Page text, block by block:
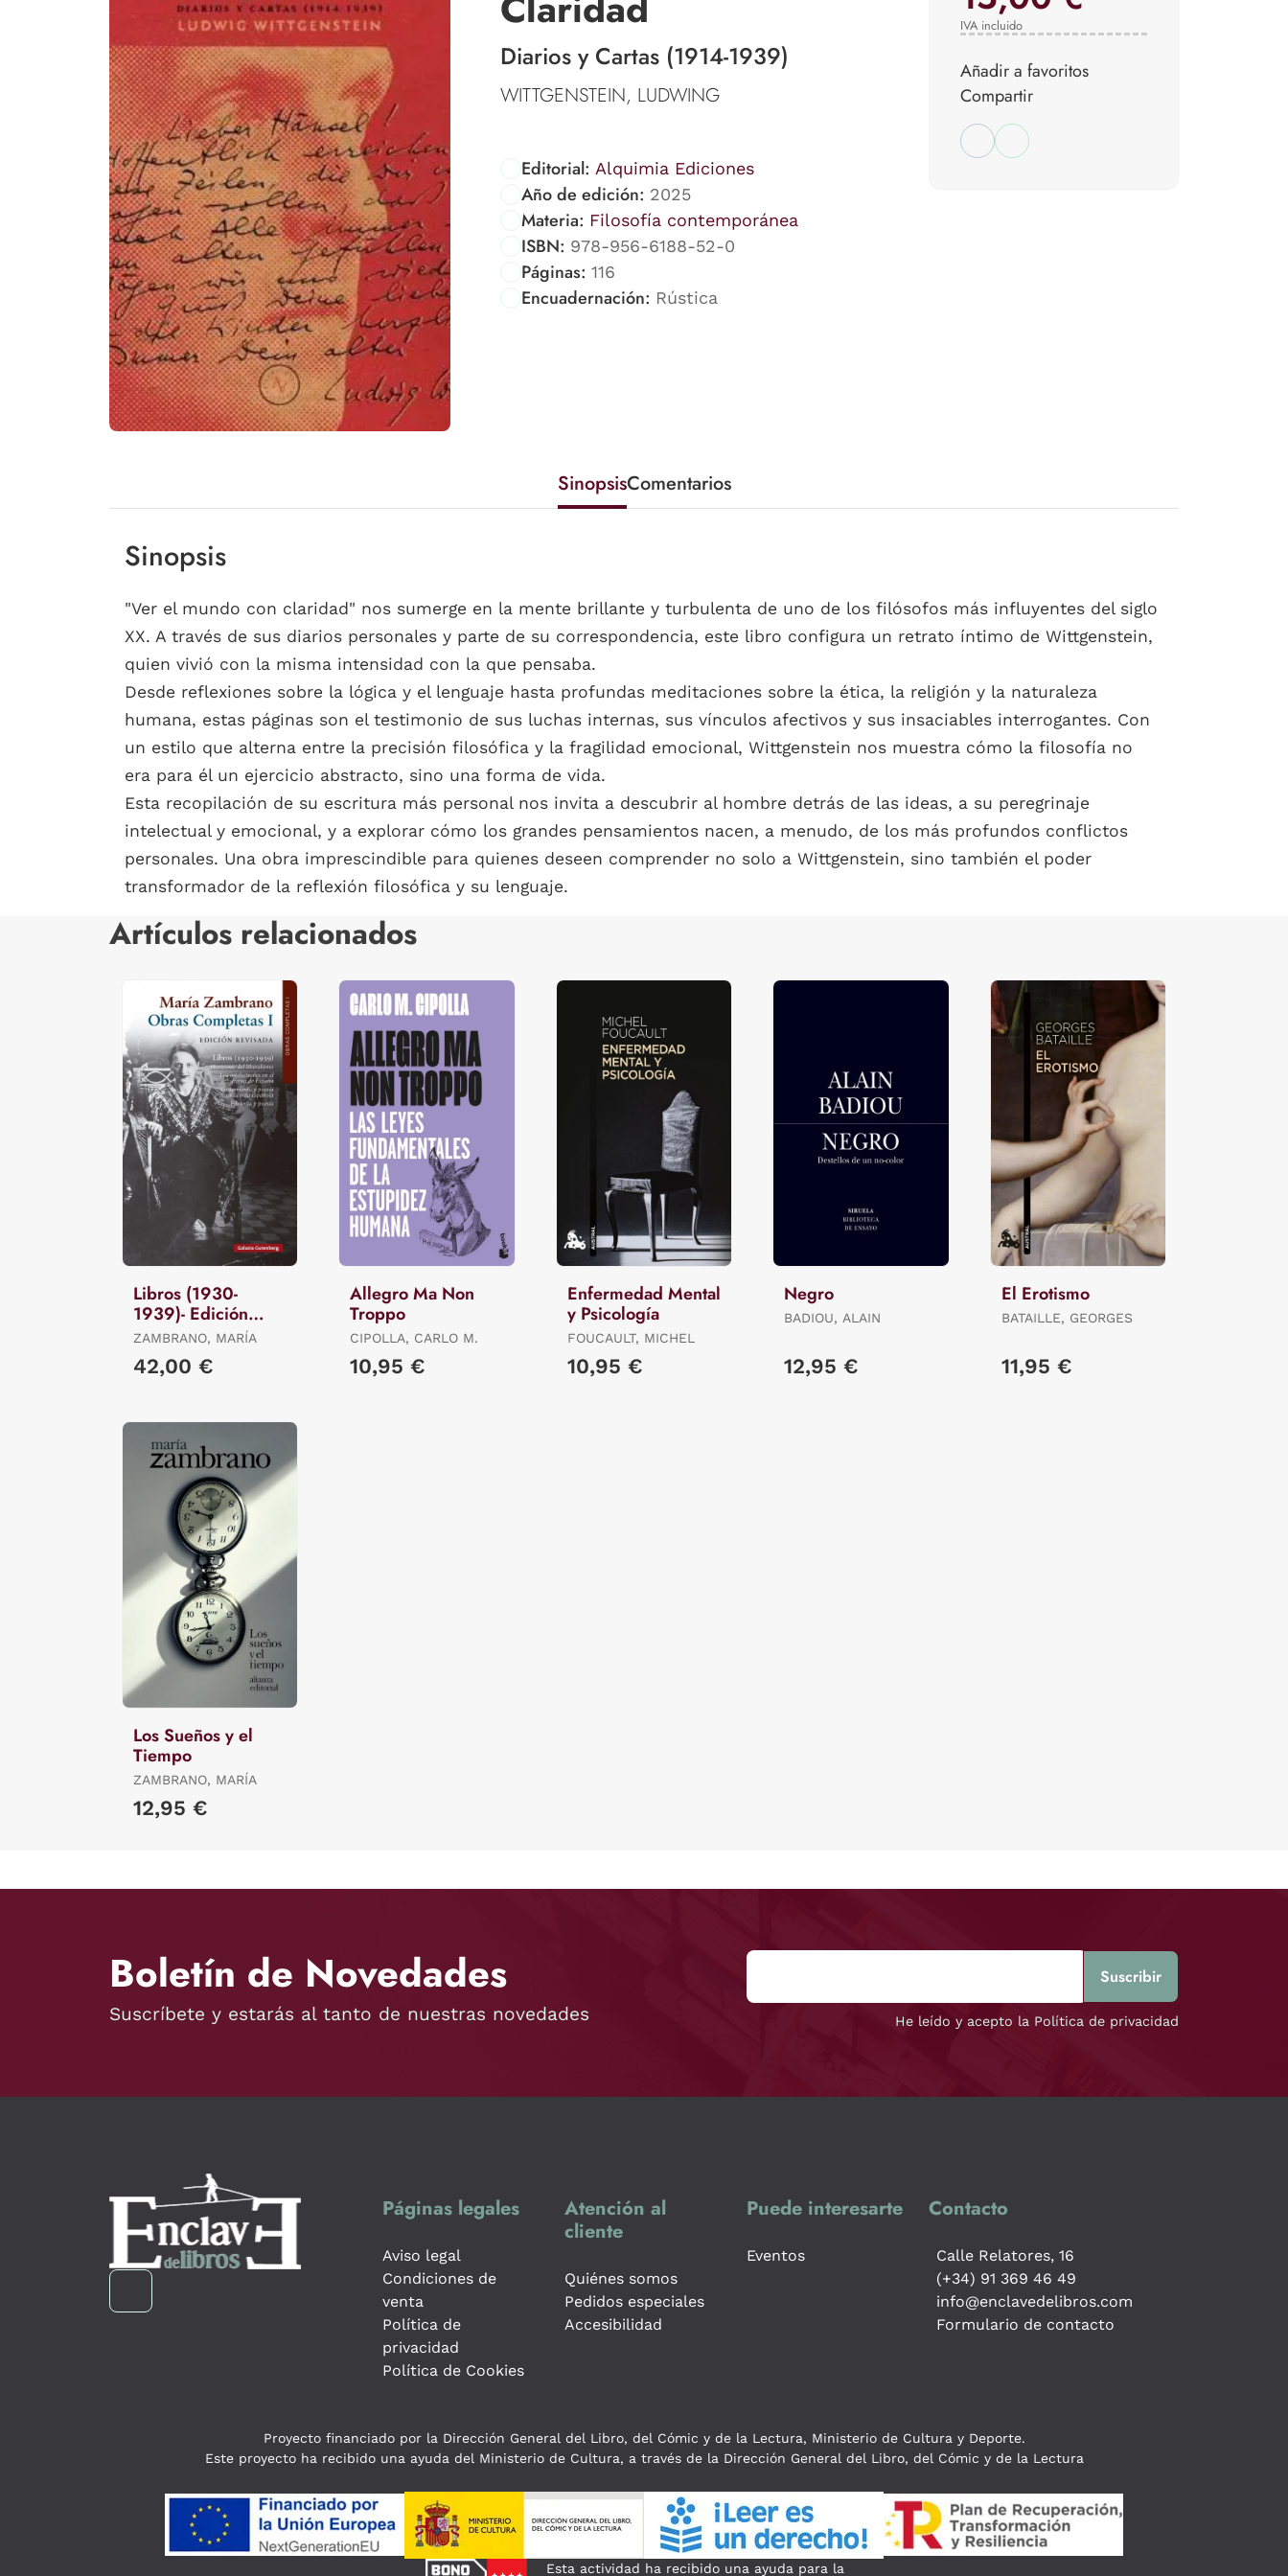
Diarios y Cartas (1914-1939)
WITTGENSTEIN, LUDWING
Editorial: Alquimia Ediciones
Año de edición: 2025
Materia: Filosofía contemporánea
ISBN: 978-956-6188-52-0
Páginas: 116
Encuadernación: Rústica
IVA incluido
Añadir a favoritos
Compartir
SinopsisComentarios
Sinopsis
"Ver el mundo con claridad" nos sumerge en la mente brillante y turbulenta de uno de los filósofos más influyentes del siglo
XX. A través de sus diarios personales y parte de su correspondencia, este libro configura un retrato íntimo de Wittgenstein,
quien vivió con la misma intensidad con la que pensaba.
Desde reflexiones sobre la lógica y el lenguaje hasta profundas meditaciones sobre la ética, la religión y la naturaleza
humana, estas páginas son el testimonio de sus luchas internas, sus vínculos afectivos y sus insaciables interrogantes. Con
un estilo que alterna entre la precisión filosófica y la fragilidad emocional, Wittgenstein nos muestra cómo la filosofía no
era para él un ejercicio abstracto, sino una forma de vida.
Esta recopilación de su escritura más personal nos invita a descubrir al hombre detrás de las ideas, a su peregrinaje
intelectual y emocional, y a explorar cómo los grandes pensamientos nacen, a menudo, de los más profundos conflictos
personales. Una obra imprescindible para quienes deseen comprender no solo a Wittgenstein, sino también el poder
transformador de la reflexión filosófica y su lenguaje.
Artículos relacionados
Libros (1930-
1939)- Edición
Revisada
ZAMBRANO, MARÍA
42,00 €
Allegro Ma Non
Troppo
CIPOLLA, CARLO M.
10,95 €
Enfermedad Mental
y Psicología
FOUCAULT, MICHEL
10,95 €
Negro
BADIOU, ALAIN
12,95 €
El Erotismo
BATAILLE, GEORGES
11,95 €
Los Sueños y el
Tiempo
ZAMBRANO, MARÍA
12,95 €
Boletín de Novedades
Suscríbete y estarás al tanto de nuestras novedades He leído y acepto la Política de privacidad
Páginas legales
Aviso legal
Condiciones de
venta
Política de
privacidad
Política de Cookies
Atención al
cliente
Quiénes somos
Pedidos especiales
Accesibilidad
Puede interesarte
Eventos
Contacto
Calle Relatores, 16
(+34) 91 369 46 49
info@enclavedelibros.com
Formulario de contacto
Proyecto financiado por la Dirección General del Libro, del Cómic y de la Lectura, Ministerio de Cultura y Deporte.
Este proyecto ha recibido una ayuda del Ministerio de Cultura, a través de la Dirección General del Libro, del Cómic y de la Lectura
Esta actividad ha recibido una ayuda para la